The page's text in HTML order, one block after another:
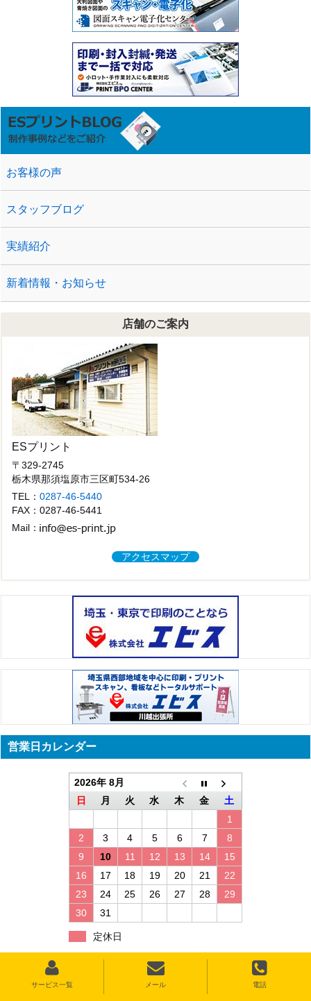
サービス一覧 メール 電話
お客様の声
スタッフブログ
実績紹介
新着情報・お知らせ
店舗のご案内
ESプリント
〒329-2745
栃木県那須塩原市三区町534-26
TEL：0287-46-5440
FAX：0287-46-5441
Mail：
アクセスマップ
営業日カレンダー
2026年 8月
日
月 火 水 木 金
土
1
2
3 4 5 6 7
8
9
10 11 12 13 14
15
16
17 18 19 20 21
22
23
24 25 26 27 28
29
30
31
定休日